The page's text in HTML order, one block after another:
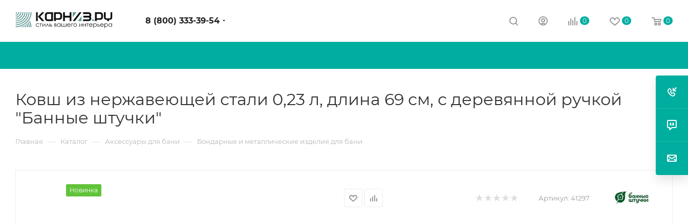
8 (800) 333-39-54 0 0 0
Ковш из нержавеющей стали 0,23 л, длина 69 см, с деревянной ручкой
"Банные штучки"
Главная — Каталог — Аксессуары для бани — Бондарные и металлические изделия для бани
Новинка
Артикул: 41297